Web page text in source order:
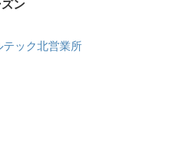
ン